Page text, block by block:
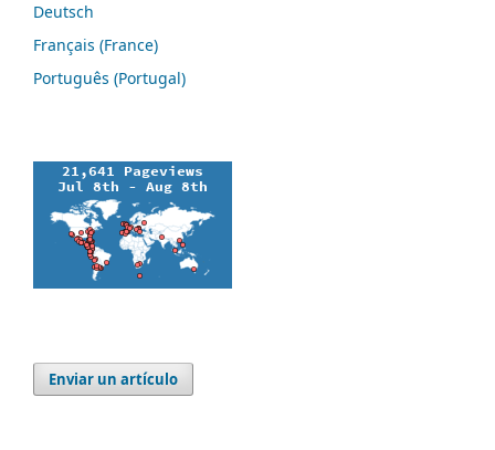
Deutsch
Français (France)
Português (Portugal)
Enviar un artículo